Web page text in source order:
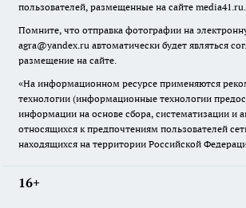
пользователей, размещенные на сайте media41.ru.
Помните, что отправка фотографии на
agra@yandex.ru автоматически будет являться
размещение на сайте.
«На информационном ресурсе применяются
технологии (информационные технологии
информации на основе сбора, систематизации и
относящихся к предпочтениям пользователей
находящихся на территории Российской
16+